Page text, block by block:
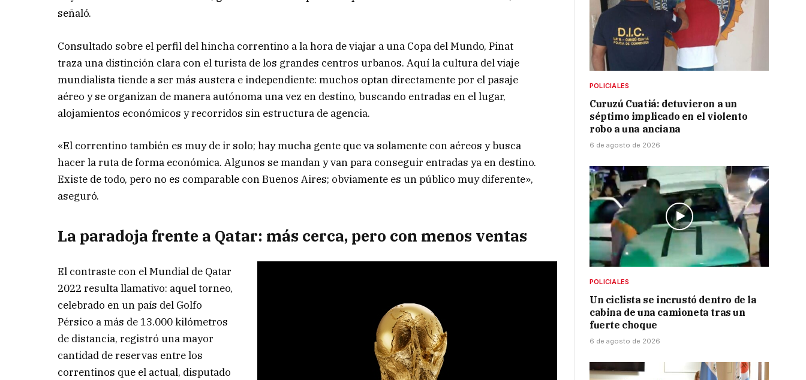
señaló.
Consultado sobre el perfil del hincha correntino a la hora de viajar a una Copa del Mundo, Pinat
traza una distinción clara con el turista de los grandes centros urbanos. Aquí la cultura del viaje
mundialista tiende a ser más austera e independiente: muchos optan directamente por el pasaje
aéreo y se organizan de manera autónoma una vez en destino, buscando entradas en el lugar,
alojamientos económicos y recorridos sin estructura de agencia.
«El correntino también es muy de ir solo; hay mucha gente que va solamente con aéreos y busca
hacer la ruta de forma económica. Algunos se mandan y van para conseguir entradas ya en destino.
Existe de todo, pero no es comparable con Buenos Aires; obviamente es un público muy diferente»,
aseguró.
La paradoja frente a Qatar: más cerca, pero con menos ventas
El contraste con el Mundial de Qatar
2022 resulta llamativo: aquel torneo,
celebrado en un país del Golfo
Pérsico a más de 13.000 kilómetros
de distancia, registró una mayor
cantidad de reservas entre los
correntinos que el actual, disputado
POLICIALES
Curuzú Cuatiá: detuvieron a un
séptimo implicado en el violento
robo a una anciana
6 de agosto de 2026
POLICIALES
Un ciclista se incrustó dentro de la
cabina de una camioneta tras un
fuerte choque
6 de agosto de 2026